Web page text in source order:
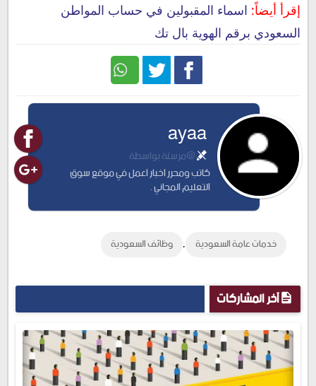
إقرأ أيضاً: اسماء المقبولين في حساب المواطن
السعودي برقم الهوية بال تك
ayaa
@مرسلة بواسطة
كاتب ومحرر اخبار اعمل في موقع سوق
التعليم المجاني .
خدمات عامة السعودية , وظائف السعودية
آخر المشاركات